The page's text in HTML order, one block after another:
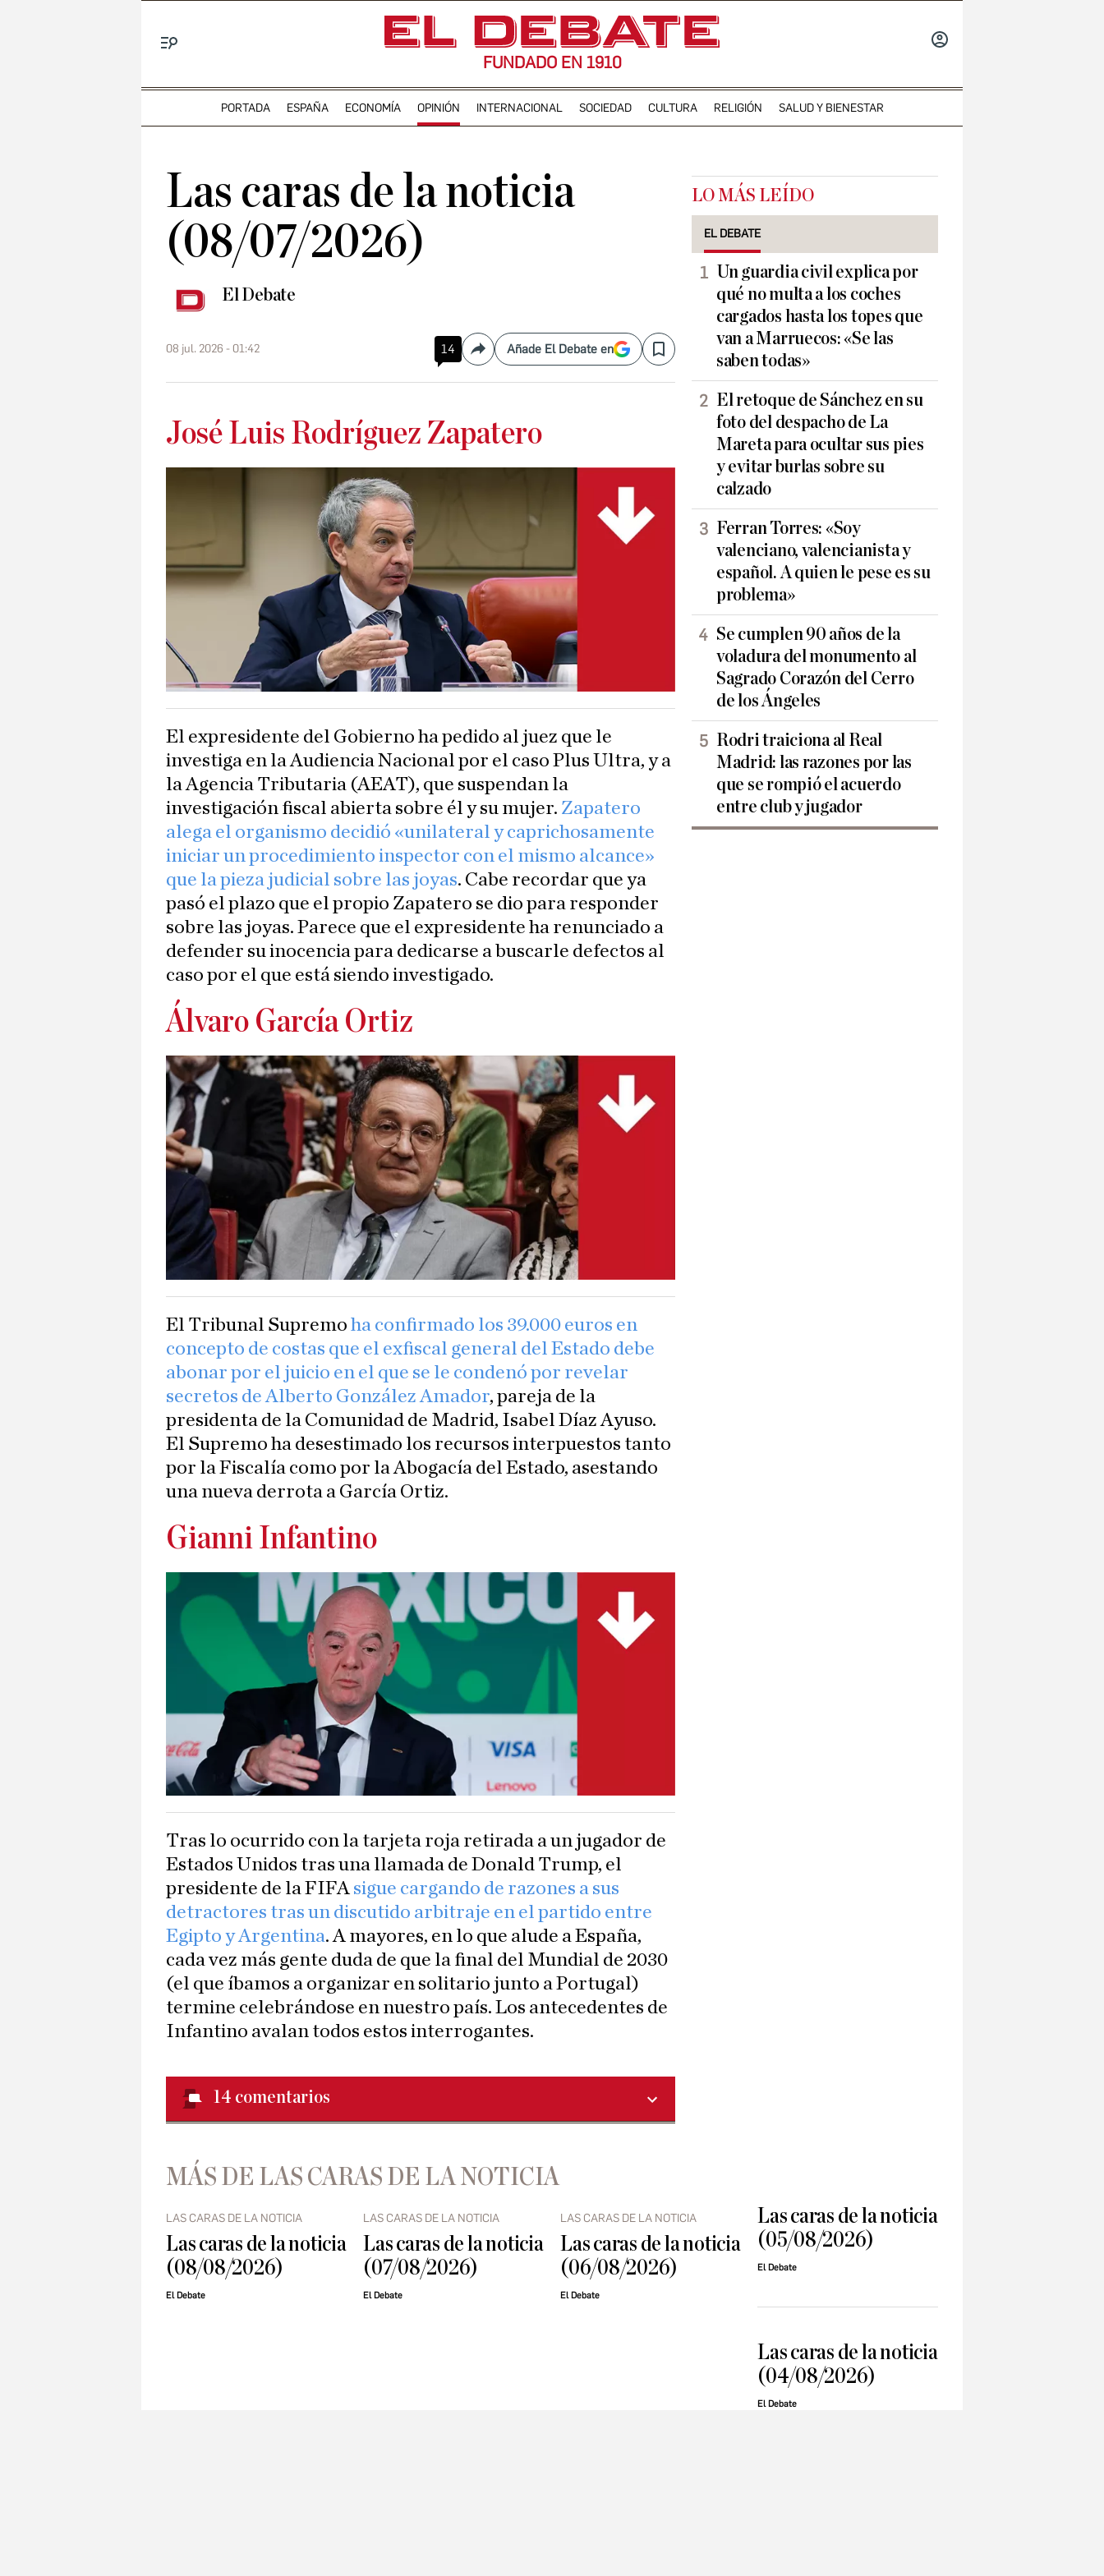
FUNDADO EN 1910
PORTADA ESPAÑA ECONOMÍA OPINIÓN INTERNACIONAL SOCIEDAD CULTURA RELIGIÓN SALUD Y BIENESTAR
Las caras de la noticia
(08/07/2026)
El Debate
08 jul. 2026 - 01:42 14 CompartirAñade El Debate en Save
José Luis Rodríguez Zapatero
El expresidente del Gobierno ha pedido al juez que le
investiga en la Audiencia Nacional por el caso Plus Ultra, y a
la Agencia Tributaria (AEAT), que suspendan la
investigación fiscal abierta sobre él y su mujer. Zapatero
alega el organismo decidió «unilateral y caprichosamente
iniciar un procedimiento inspector con el mismo alcance»
que la pieza judicial sobre las joyas. Cabe recordar que ya
pasó el plazo que el propio Zapatero se dio para responder
sobre las joyas. Parece que el expresidente ha renunciado a
defender su inocencia para dedicarse a buscarle defectos al
caso por el que está siendo investigado.
Álvaro García Ortiz
El Tribunal Supremo ha confirmado los 39.000 euros en
concepto de costas que el exfiscal general del Estado debe
abonar por el juicio en el que se le condenó por revelar
secretos de Alberto González Amador, pareja de la
presidenta de la Comunidad de Madrid, Isabel Díaz Ayuso.
El Supremo ha desestimado los recursos interpuestos tanto
por la Fiscalía como por la Abogacía del Estado, asestando
una nueva derrota a García Ortiz.
Gianni Infantino
Tras lo ocurrido con la tarjeta roja retirada a un jugador de
Estados Unidos tras una llamada de Donald Trump, el
presidente de la FIFA sigue cargando de razones a sus
detractores tras un discutido arbitraje en el partido entre
Egipto y Argentina. A mayores, en lo que alude a España,
cada vez más gente duda de que la final del Mundial de 2030
(el que íbamos a organizar en solitario junto a Portugal)
termine celebrándose en nuestro país. Los antecedentes de
Infantino avalan todos estos interrogantes.
14 comentarios
LO MÁS LEÍDO
EL DEBATE
Un guardia civil explica por
qué no multa a los coches
cargados hasta los topes que
van a Marruecos: «Se las
saben todas»
El retoque de Sánchez en su
foto del despacho de La
Mareta para ocultar sus pies
y evitar burlas sobre su
calzado
Ferran Torres: «Soy
valenciano, valencianista y
español. A quien le pese es su
problema»
Se cumplen 90 años de la
voladura del monumento al
Sagrado Corazón del Cerro
de los Ángeles
Rodri traiciona al Real
Madrid: las razones por las
que se rompió el acuerdo
entre club y jugador
MÁS DE LAS CARAS DE LA NOTICIA
LAS CARAS DE LA NOTICIA
Las caras de la noticia
(08/08/2026)
El Debate
LAS CARAS DE LA NOTICIA
Las caras de la noticia
(07/08/2026)
El Debate
LAS CARAS DE LA NOTICIA
Las caras de la noticia
(06/08/2026)
El Debate
Las caras de la noticia
(05/08/2026)
El Debate
Las caras de la noticia
(04/08/2026)
El Debate